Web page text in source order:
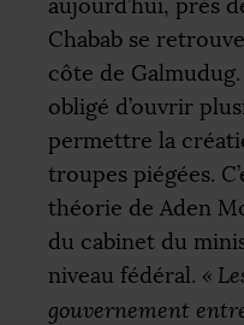
aujourd’hui, près
Chabab se
côte de
obligé d’ouvrir
permettre la
troupes piégées.
théorie de Aden
du cabinet du
niveau fédéral. «
gouvernement